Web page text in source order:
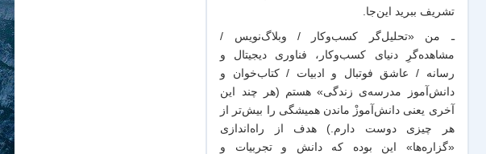
تشریف ببرید این‌جا.
ـ من «تحلیل‌گر کسب‌وکار / وبلاگ‌نویس /
مشاهده‌گرِ دنیای کسب‌وکار، فناوری دیجیتال و
رسانه / عاشق فوتبال و ادبیات / کتاب‌خوان و
دانش‌آموز مدرسه‌ی زندگی» هستم (هر چند این
آخری یعنی دانش‌آموزْ ماندن همیشگی را بیش‌تر از
هر چیزی دوست دارم.) هدف از راه‌اندازی
«گزاره‌ها» این بوده که دانش و تجربیات‌ و